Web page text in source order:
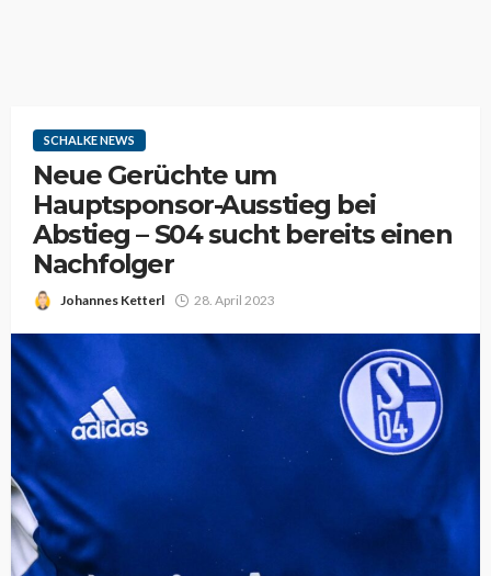
SCHALKE NEWS
Neue Gerüchte um
Hauptsponsor-Ausstieg bei
Abstieg – S04 sucht bereits einen
Nachfolger
Johannes Ketterl 28. April 2023